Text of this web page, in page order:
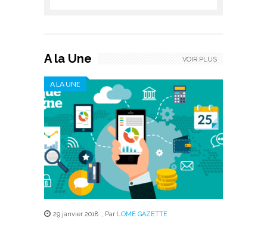
A la Une
A LA UNE
29 janvier 2018 , Par LOME GAZETTE
VOIR PLUS